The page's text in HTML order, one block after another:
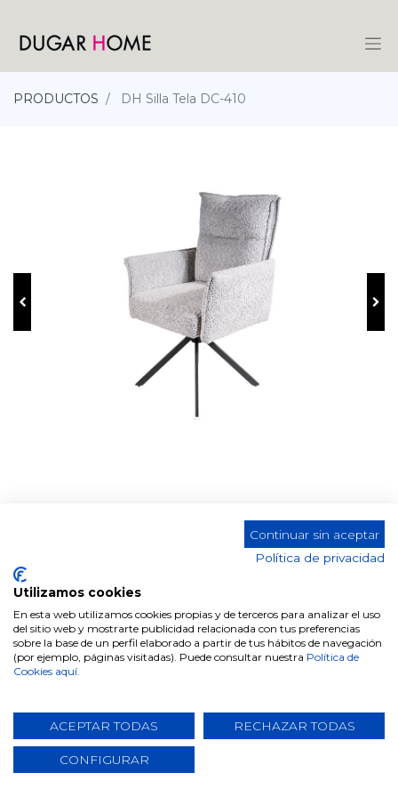
PRODUCTOS DH Silla Tela DC-410
DH Silla Tela DC-410
Color
Comparte este producto
Continuar sin aceptar
Política de privacidad
Utilizamos cookies
En esta web utilizamos cookies propias y de terceros para analizar el uso
del sitio web y mostrarte publicidad relacionada con tus preferencias
sobre la base de un perfil elaborado a partir de tus hábitos de navegación
(por ejemplo, páginas visitadas). Puede consultar nuestra Política de
Cookies aquí.
ACEPTAR TODAS RECHAZAR TODAS
CONFIGURAR